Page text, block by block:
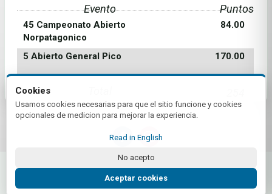
Evento Puntos
45 Campeonato Abierto
Norpatagonico
84.00
5 Abierto General Pico 170.00
© 2026 Tour Profesionales de Golf AR | by Plus+Golf
Website powered byPlus+Golf
Cookies
Usamos cookies necesarias para que el sitio funcione y cookies
opcionales de medicion para mejorar la experiencia.
Read in English
No acepto
Aceptar cookies